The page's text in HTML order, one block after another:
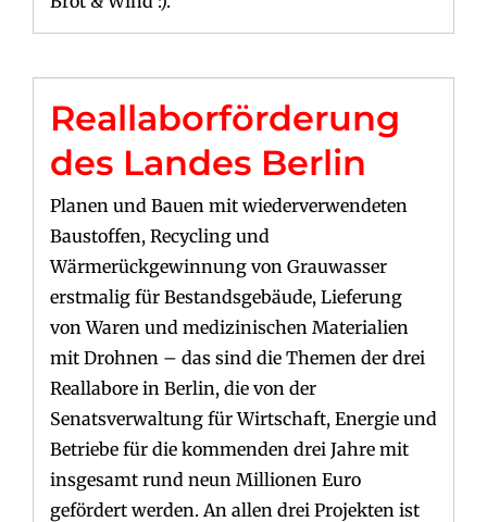
Reallaborförderung
des Landes Berlin
Planen und Bauen mit wiederverwendeten
Baustoffen, Recycling und
Wärmerückgewinnung von Grauwasser
erstmalig für Bestandsgebäude, Lieferung
von Waren und medizinischen Materialien
mit Drohnen – das sind die Themen der drei
Reallabore in Berlin, die von der
Senatsverwaltung für Wirtschaft, Energie und
Betriebe für die kommenden drei Jahre mit
insgesamt rund neun Millionen Euro
gefördert werden. An allen drei Projekten ist